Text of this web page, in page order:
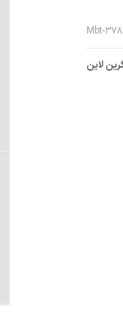
Mbt-
لاین